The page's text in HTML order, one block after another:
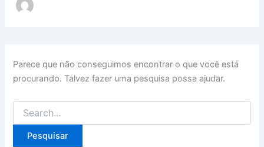
Parece que não conseguimos encontrar o que você está
procurando. Talvez fazer uma pesquisa possa ajudar.